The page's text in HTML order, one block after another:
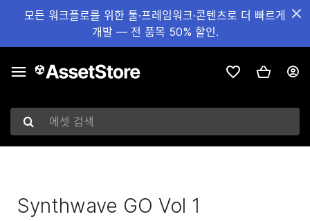
모든 워크플로를 위한 툴·프레임워크·콘텐츠로 더 빠르게
개발 — 전 품목 50% 할인.
에셋 검색
Synthwave GO Vol 1